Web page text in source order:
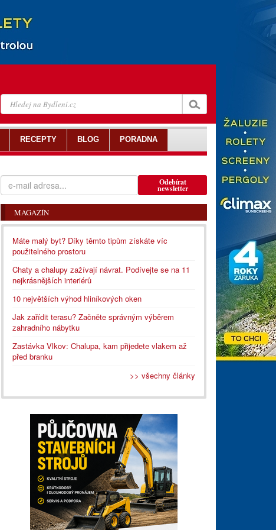
Odebírat
newsletter
MAGAZÍN
Máte malý byt? Díky těmto tipům získáte víc
použitelného prostoru
Chaty a chalupy zažívají návrat. Podívejte se na 11
nejkrásnějších interiérů
10 největších výhod hliníkových oken
Jak zařídit terasu? Začněte správným výběrem
zahradního nábytku
Zastávka Vlkov: Chalupa, kam přijedete vlakem až
před branku
>> všechny články
RECEPTY BLOG PORADNA